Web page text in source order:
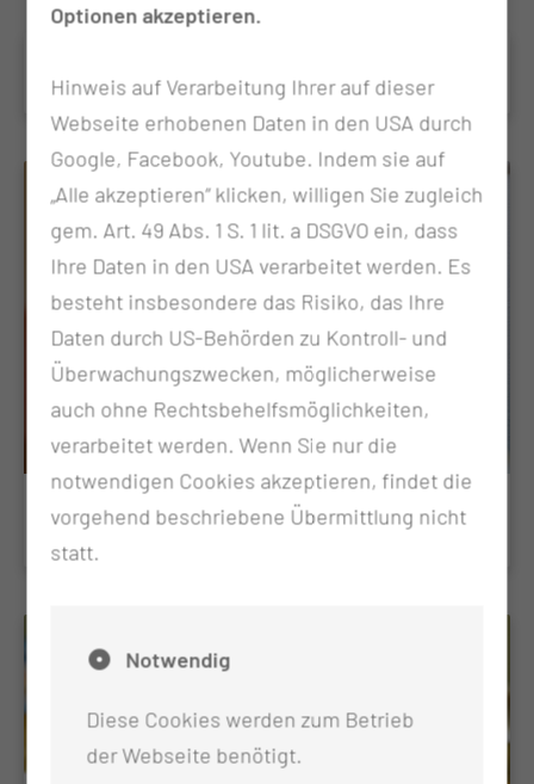
Hot-Stone-Massage
Optionen akzeptieren.
Hinweis auf Verarbeitung Ihrer auf dieser
Webseite erhobenen Daten in den USA durch
Google, Facebook, Youtube. Indem sie auf
„Alle akzeptieren“ klicken, willigen Sie zugleich
gem. Art. 49 Abs. 1 S. 1 lit. a DSGVO ein, dass
Ihre Daten in den USA verarbeitet werden. Es
besteht insbesondere das Risiko, das Ihre
Daten durch US-Behörden zu Kontroll- und
Überwachungszwecken, möglicherweise
auch ohne Rechtsbehelfsmöglichkeiten,
verarbeitet werden. Wenn Sie nur die
notwendigen Cookies akzeptieren, findet die
vorgehend beschriebene Übermittlung nicht
statt.
Notwendig
Diese Cookies werden zum Betrieb
der Webseite benötigt.